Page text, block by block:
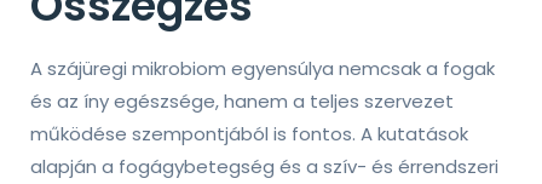
A szájüregi mikrobiom egyensúlya nemcsak a fogak
és az íny egészsége, hanem a teljes szervezet
működése szempontjából is fontos. A kutatások
alapján a fogágybetegség és a szív- és érrendszeri